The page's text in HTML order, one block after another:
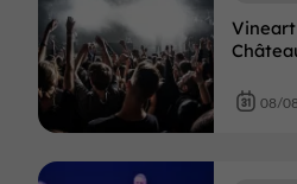
Vineart
08/